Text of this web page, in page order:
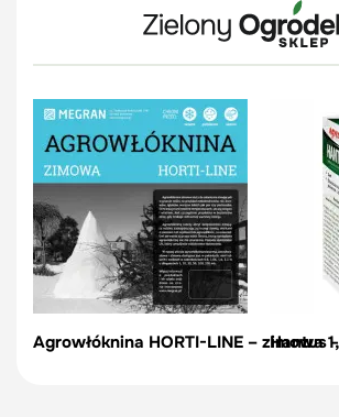
Agrowłóknina HORTI-LINE – zimowa
Hantus